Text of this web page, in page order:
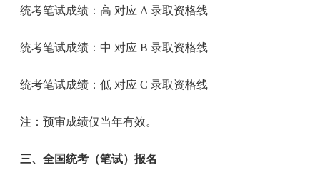
统考笔试成绩：高 对应 A 录取资格线
统考笔试成绩：中 对应 B 录取资格线
统考笔试成绩：低 对应 C 录取资格线
注：预审成绩仅当年有效。
三、全国统考（笔试）报名